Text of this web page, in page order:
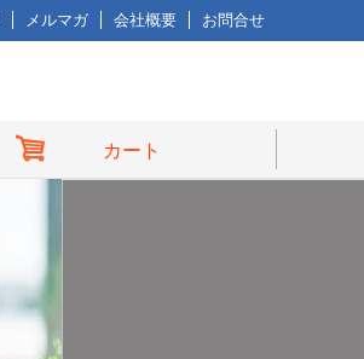
メルマガ 会社概要 お問合せ
カート